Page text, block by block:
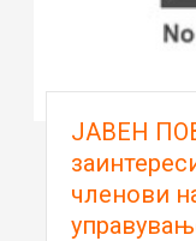
ЈАВЕН
членови